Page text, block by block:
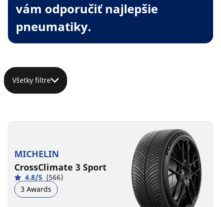
vám odporučiť najlepšie
pneumatiky.
Všetky filtre
MICHELIN
CrossClimate 3 Sport
4.8/5 (566)
3 Awards